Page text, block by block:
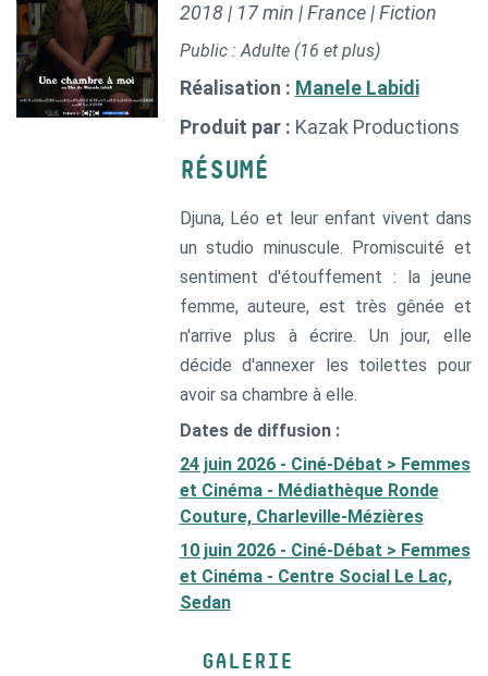
2018 | 17 min | France | Fiction
Public : Adulte (16 et plus)
Réalisation : Manele Labidi
Produit par : Kazak Productions
RÉSUMÉ
Djuna, Léo et leur enfant vivent dans
un studio minuscule. Promiscuité et
sentiment d'étouffement : la jeune
femme, auteure, est très gênée et
n'arrive plus à écrire. Un jour, elle
décide d'annexer les toilettes pour
avoir sa chambre à elle.
Dates de diffusion :
24 juin 2026 - Ciné-Débat > Femmes
et Cinéma - Médiathèque Ronde
Couture, Charleville-Mézières
10 juin 2026 - Ciné-Débat > Femmes
et Cinéma - Centre Social Le Lac,
Sedan
GALERIE